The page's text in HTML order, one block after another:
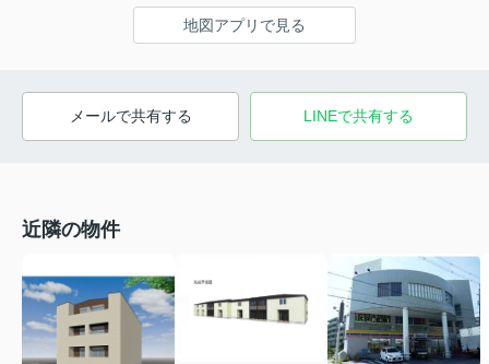
地図アプリで見る
メールで共有する LINEで共有する
近隣の物件